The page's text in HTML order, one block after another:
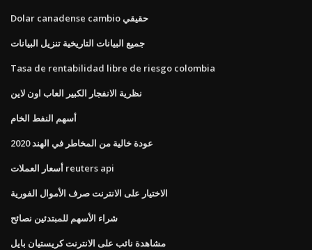
Dolar canadense cambio حقيقي
جميع البيانات التاريخية تنزيل البيانات
Tasa de rentabilidad libre de riesgo colombia
نظرية الانفجار الكبير العاب اون لاين
أسهم النفط الخام
عودة خالية من المخاطر في الهند 2020
أسعار العملات reuters api
الاختيار على الانترنت صرف الأموال الفورية
شراء الأسهم للمبتدئين نصائح
مشاهدة نائب على الانترنت كريستيان بايل